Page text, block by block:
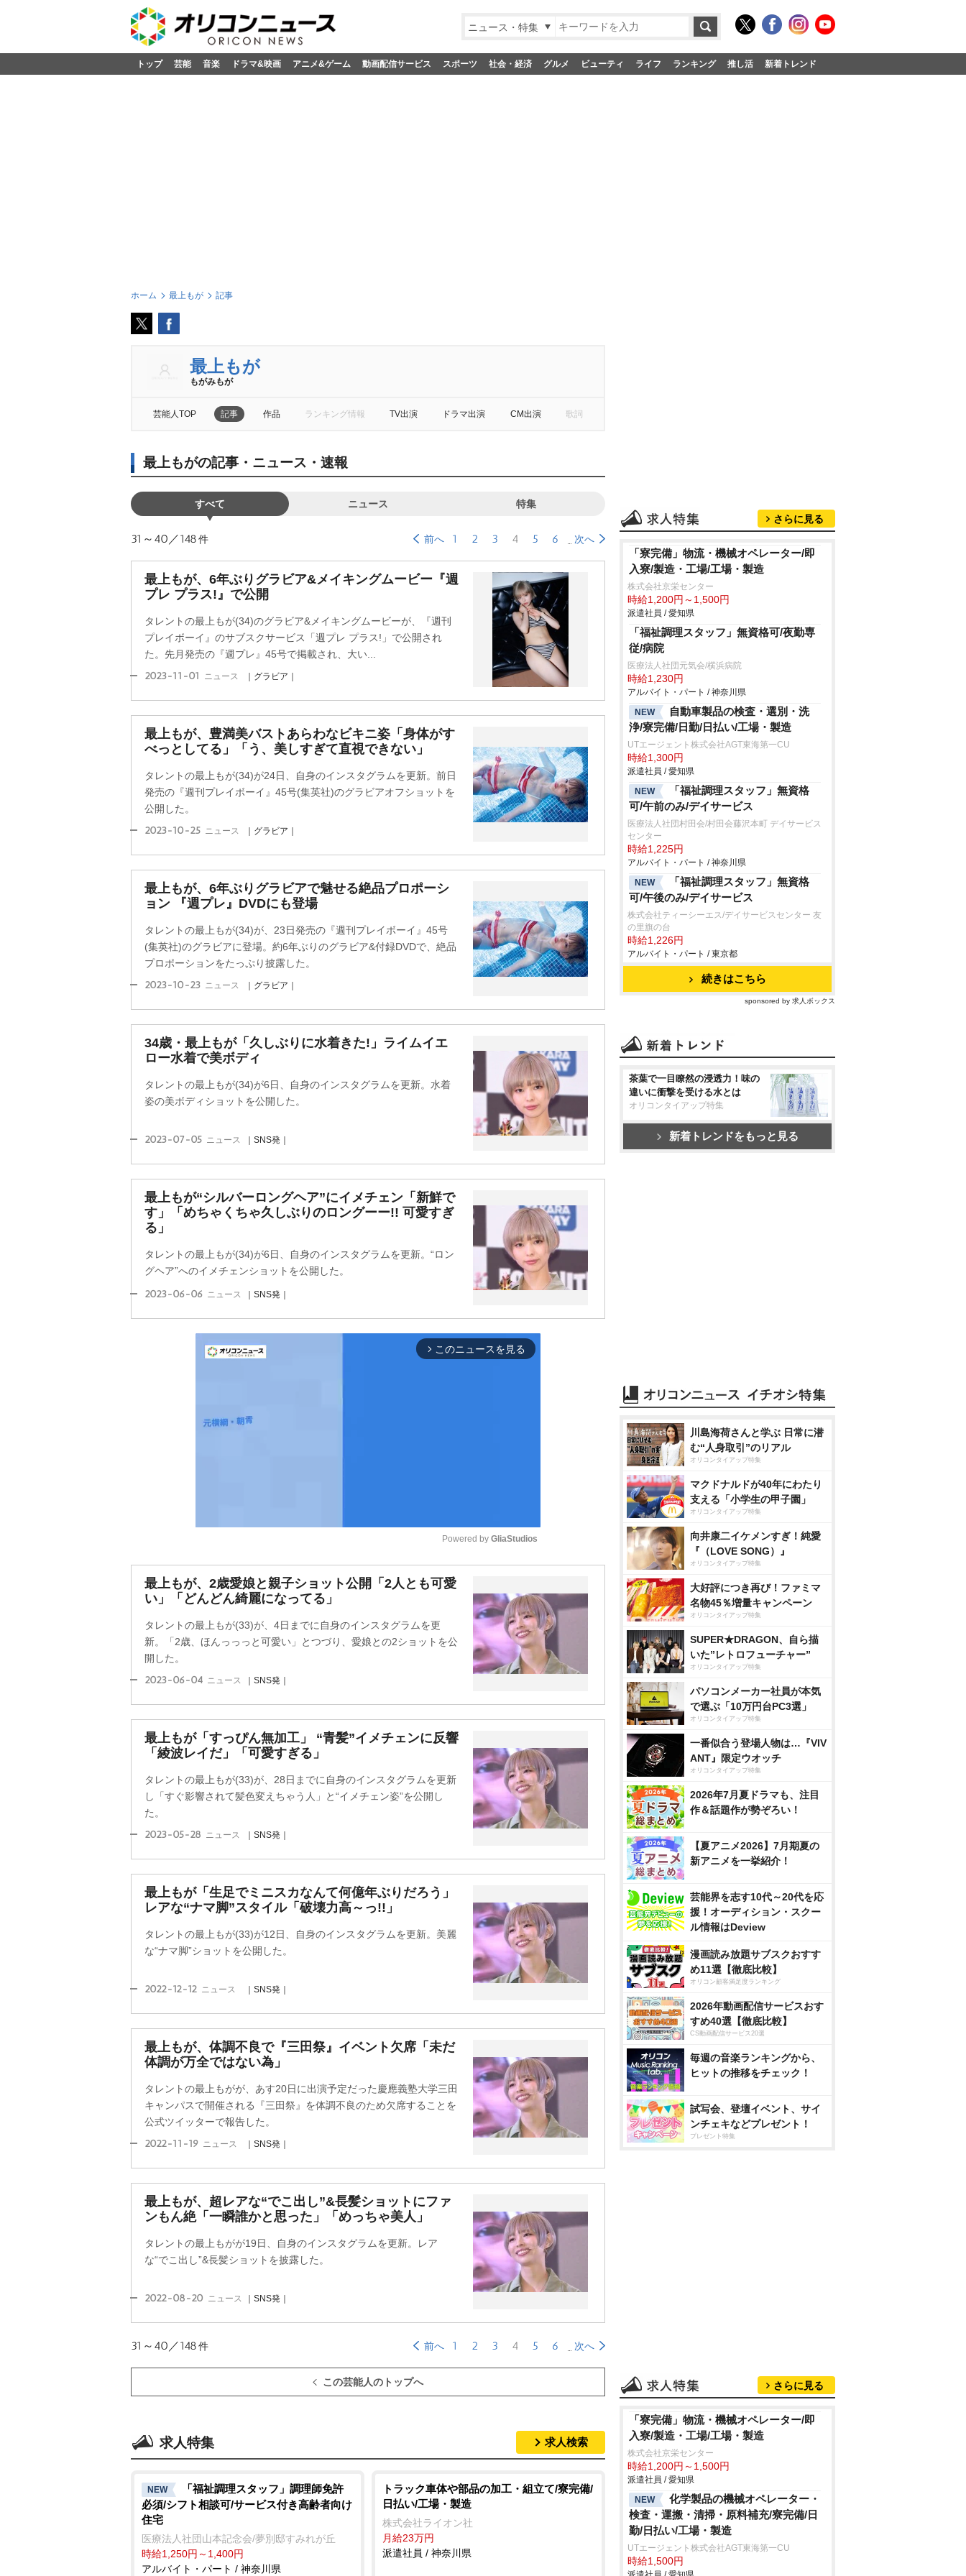
ニュース・特集
トップ 芸能 音楽 ドラマ&映画 アニメ&ゲーム 動画配信サービス スポーツ 社会・経済 グルメ ビューティ ライフ ランキング 推し活 新着トレンド
ホーム 最上もが 記事
最上もが
もがみもが
芸能人TOP 記事 作品 ランキング情報 TV出演 ドラマ出演 CM出演 歌詞
最上もがの記事・ニュース・速報
すべて ニュース 特集
31～40／148件 前へ 1 2 3 4 5 6 次へ
最上もが、6年ぶりグラビア&メイキングムービー『週
プレ プラス!』で公開
タレントの最上もが(34)のグラビア&メイキングムービーが、『週刊
プレイボーイ』のサブスクサービス「週プレ プラス!」で公開され
た。先月発売の『週プレ』45号で掲載され、大い...
2023-11-01 ニュース ｜グラビア｜
最上もが、豊満美バストあらわなビキニ姿「身体がす
べっとしてる」「う、美しすぎて直視できない」
タレントの最上もが(34)が24日、自身のインスタグラムを更新。前日
発売の『週刊プレイボーイ』45号(集英社)のグラビアオフショットを
公開した。
2023-10-25 ニュース ｜グラビア｜
最上もが、6年ぶりグラビアで魅せる絶品プロポーシ
ョン 『週プレ』DVDにも登場
タレントの最上もが(34)が、23日発売の『週刊プレイボーイ』45号
(集英社)のグラビアに登場。約6年ぶりのグラビア&付録DVDで、絶品
プロポーションをたっぷり披露した。
2023-10-23 ニュース ｜グラビア｜
34歳・最上もが「久しぶりに水着きた!」ライムイエ
ロー水着で美ボディ
タレントの最上もが(34)が6日、自身のインスタグラムを更新。水着
姿の美ボディショットを公開した。
2023-07-05 ニュース ｜SNS発｜
最上もが“シルバーロングヘア”にイメチェン「新鮮で
す」「めちゃくちゃ久しぶりのロングーー!! 可愛すぎ
る」
タレントの最上もが(34)が6日、自身のインスタグラムを更新。“ロン
グヘア”へのイメチェンショットを公開した。
2023-06-06 ニュース ｜SNS発｜
arrow_forward_ios このニュースを見る
u
t
e
Powered by GliaStudios
最上もが、2歳愛娘と親子ショット公開「2人とも可愛
い」「どんどん綺麗になってる」
タレントの最上もが(33)が、4日までに自身のインスタグラムを更
新。「2歳、ほんっっっと可愛い」とつづり、愛娘との2ショットを公
開した。
2023-06-04 ニュース ｜SNS発｜
最上もが「すっぴん無加工」 “青髪”イメチェンに反響
「綾波レイだ」「可愛すぎる」
タレントの最上もが(33)が、28日までに自身のインスタグラムを更新
し「すぐ影響されて髪色変えちゃう人」と“イメチェン姿”を公開し
た。
2023-05-28 ニュース ｜SNS発｜
最上もが「生足でミニスカなんて何億年ぶりだろう」
レアな“ナマ脚”スタイル「破壊力高～っ!!」
タレントの最上もが(33)が12日、自身のインスタグラムを更新。美麗
な“ナマ脚”ショットを公開した。
2022-12-12 ニュース ｜SNS発｜
最上もが、体調不良で『三田祭』イベント欠席「未だ
体調が万全ではない為」
タレントの最上もがが、あす20日に出演予定だった慶應義塾大学三田
キャンパスで開催される『三田祭』を体調不良のため欠席することを
公式ツイッターで報告した。
2022-11-19 ニュース ｜SNS発｜
最上もが、超レアな“でこ出し”&長髪ショットにファ
ンもん絶「一瞬誰かと思った」「めっちゃ美人」
タレントの最上もがが19日、自身のインスタグラムを更新。レア
な“でこ出し”&長髪ショットを披露した。
2022-08-20 ニュース ｜SNS発｜
31～40／148件 前へ 1 2 3 4 5 6 次へ
この芸能人のトップへ
求人特集 求人検索
NEW
「福祉調理スタッフ」調理師免許
必須/シフト相談可/サービス付き高齢者向け
住宅
医療法人社団山本記念会/夢別邸すみれが丘
時給1,250円～1,400円
アルバイト・パート / 神奈川県
トラック車体や部品の加工・組立て/寮完備/
日払い/工場・製造
株式会社ライオン社
月給23万円
派遣社員 / 神奈川県
さらに見る
「寮完備」物流・機械オペレーター/即
入寮/製造・工場/工場・製造
株式会社京栄センター
時給1,200円～1,500円
派遣社員 / 愛知県
「福祉調理スタッフ」無資格可/夜勤専
従/病院
医療法人社団元気会/横浜病院
時給1,230円
アルバイト・パート / 神奈川県
NEW
自動車製品の検査・選別・洗
浄/寮完備/日勤/日払い/工場・製造
UTエージェント株式会社AGT東海第一CU
時給1,300円
派遣社員 / 愛知県
NEW
「福祉調理スタッフ」無資格
可/午前のみ/デイサービス
医療法人社団村田会/村田会藤沢本町 デイサービス
センター
時給1,225円
アルバイト・パート / 神奈川県
NEW
「福祉調理スタッフ」無資格
可/午後のみ/デイサービス
株式会社ティーシーエス/デイサービスセンター 友
の里旗の台
時給1,226円
アルバイト・パート / 東京都
続きはこちら
sponsored by 求人ボックス
茶葉で一目瞭然の浸透力！味の
違いに衝撃を受ける水とは
オリコンタイアップ特集
新着トレンドをもっと見る
川島海荷さんと学ぶ 日常に潜
む“人身取引”のリアル
オリコンタイアップ特集
マクドナルドが40年にわたり
支える「小学生の甲子園」
オリコンタイアップ特集
向井康二イケメンすぎ！純愛
『（LOVE SONG）』
オリコンタイアップ特集
大好評につき再び！ファミマ
名物45％増量キャンペーン
オリコンタイアップ特集
SUPER★DRAGON、自ら描
いた”レトロフューチャー”
オリコンタイアップ特集
パソコンメーカー社員が本気
で選ぶ「10万円台PC3選」
オリコンタイアップ特集
一番似合う登場人物は…『VIV
ANT』限定ウオッチ
オリコンタイアップ特集
2026年7月夏ドラマも、注目
作＆話題作が勢ぞろい！
【夏アニメ2026】7月期夏の
新アニメを一挙紹介！
芸能界を志す10代～20代を応
援！オーディション・スクー
ル情報はDeview
漫画読み放題サブスクおすす
め11選【徹底比較】
オリコン顧客満足度ランキング
2026年動画配信サービスおす
すめ40選【徹底比較】
CS動画配信サービス20選
毎週の音楽ランキングから、
ヒットの推移をチェック！
試写会、登壇イベント、サイ
ンチェキなどプレゼント！
プレゼント特集
さらに見る
「寮完備」物流・機械オペレーター/即
入寮/製造・工場/工場・製造
株式会社京栄センター
時給1,200円～1,500円
派遣社員 / 愛知県
NEW
化学製品の機械オペレーター・
検査・運搬・清掃・原料補充/寮完備/日
勤/日払い/工場・製造
UTエージェント株式会社AGT東海第一CU
時給1,500円